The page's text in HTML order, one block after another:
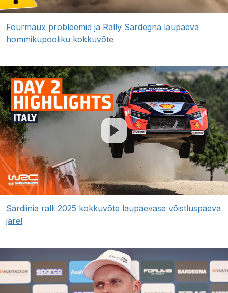
Fourmaux probleemid ja Rally Sardegna laupäeva
hommikupooliku kokkuvõte
Sardiinia ralli 2025 kokkuvõte laupäevase võistluspäeva
järel